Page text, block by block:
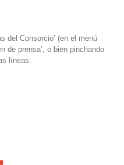
del Consorcio’ (en el menú
de prensa’, o bien pinchando
líneas.